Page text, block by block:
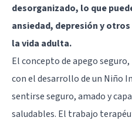
desorganizado, lo que
ansiedad, depresión y
la vida adulta.
El concepto de apego
con el desarrollo de un Niño
sentirse seguro, amado y
saludables. El trabajo